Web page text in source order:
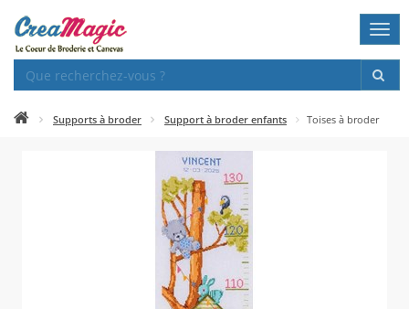
Supports à broder Support à broder enfants Toises à broder